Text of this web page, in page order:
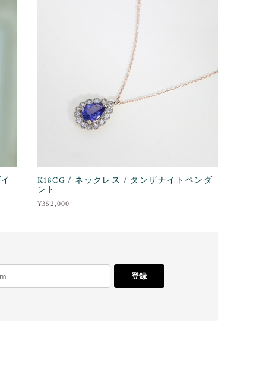
K18CG / ネックレス / タンザナイトペンダ
ント
¥352,000
登録